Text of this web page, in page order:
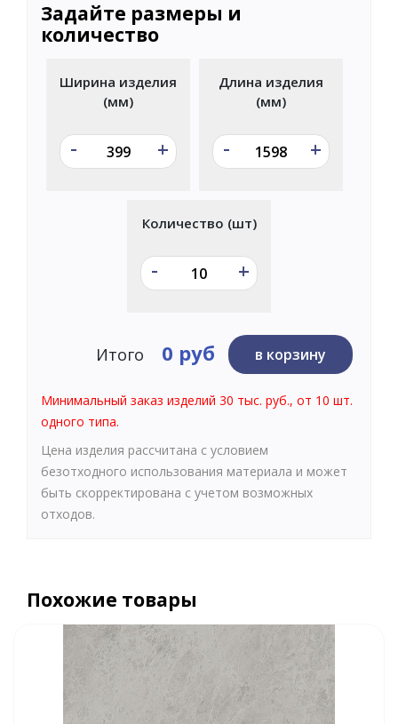
Задайте размеры и
количество
Ширина изделия
(мм)
- +
Длина изделия
(мм)
- +
Количество (шт)
- +
Итого 0 руб в корзину
Минимальный заказ изделий 30 тыс. руб., от 10 шт.
одного типа.
Цена изделия рассчитана с условием
безотходного использования материала и может
быть скорректирована с учетом возможных
отходов.
Похожие товары